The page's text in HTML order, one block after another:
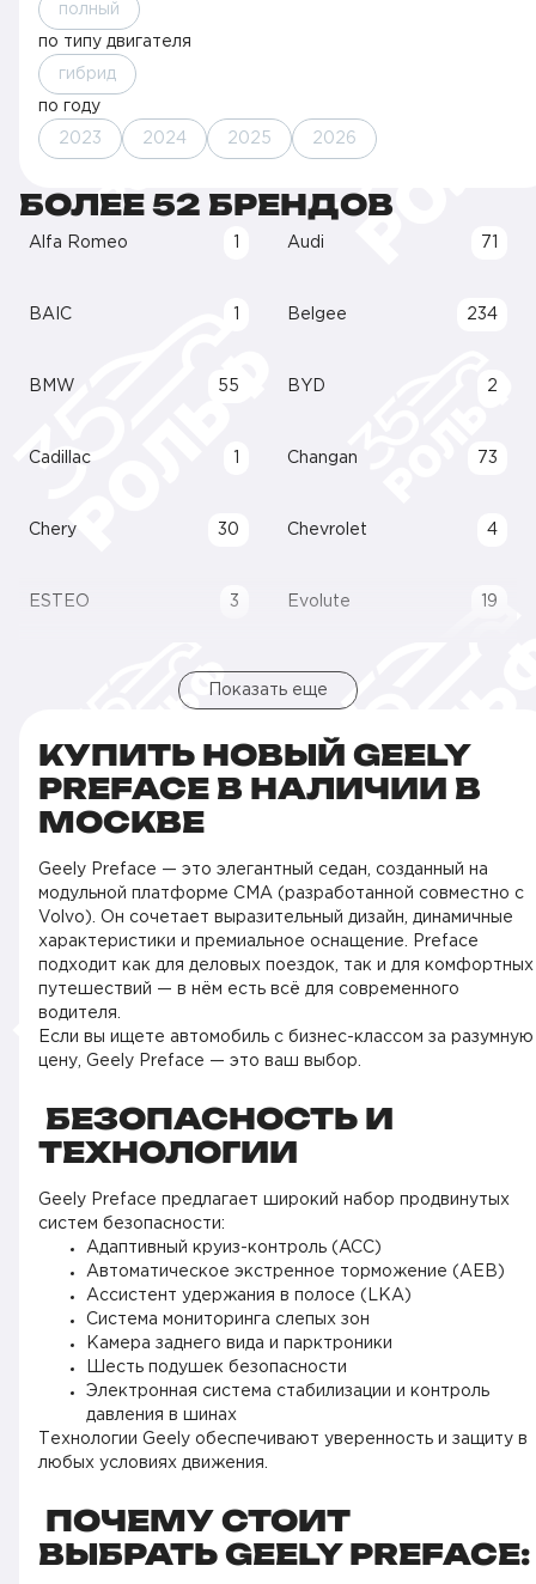
полный
по типу двигателя
гибрид
по году
2023 2024 2025 2026
БОЛЕЕ 52 БРЕНДОВ
Alfa Romeo Audi 71
BAIC Belgee 234
BMW 55 BYD 2
Cadillac Changan 73
Chery 30 Chevrolet 4
ESTEO 3 Evolute 19
Показать еще
КУПИТЬ НОВЫЙ GEELY
PREFACE В НАЛИЧИИ В
МОСКВЕ
Geely Preface — это элегантный седан, созданный на
модульной платформе CMA (разработанной совместно с
Volvo). Он сочетает выразительный дизайн, динамичные
характеристики и премиальное оснащение. Preface
подходит как для деловых поездок, так и для комфортных
путешествий — в нём есть всё для современного
водителя.
Если вы ищете автомобиль с бизнес-классом за разумную
цену, Geely Preface — это ваш выбор.
БЕЗОПАСНОСТЬ И
ТЕХНОЛОГИИ
Geely Preface предлагает широкий набор продвинутых
систем безопасности:
Адаптивный круиз-контроль (ACC)
Автоматическое экстренное торможение (AEB)
Ассистент удержания в полосе (LKA)
Система мониторинга слепых зон
Камера заднего вида и парктроники
Шесть подушек безопасности
Электронная система стабилизации и контроль
давления в шинах
Технологии Geely обеспечивают уверенность и защиту в
любых условиях движения.
ПОЧЕМУ СТОИТ
ВЫБРАТЬ GEELY PREFACE: